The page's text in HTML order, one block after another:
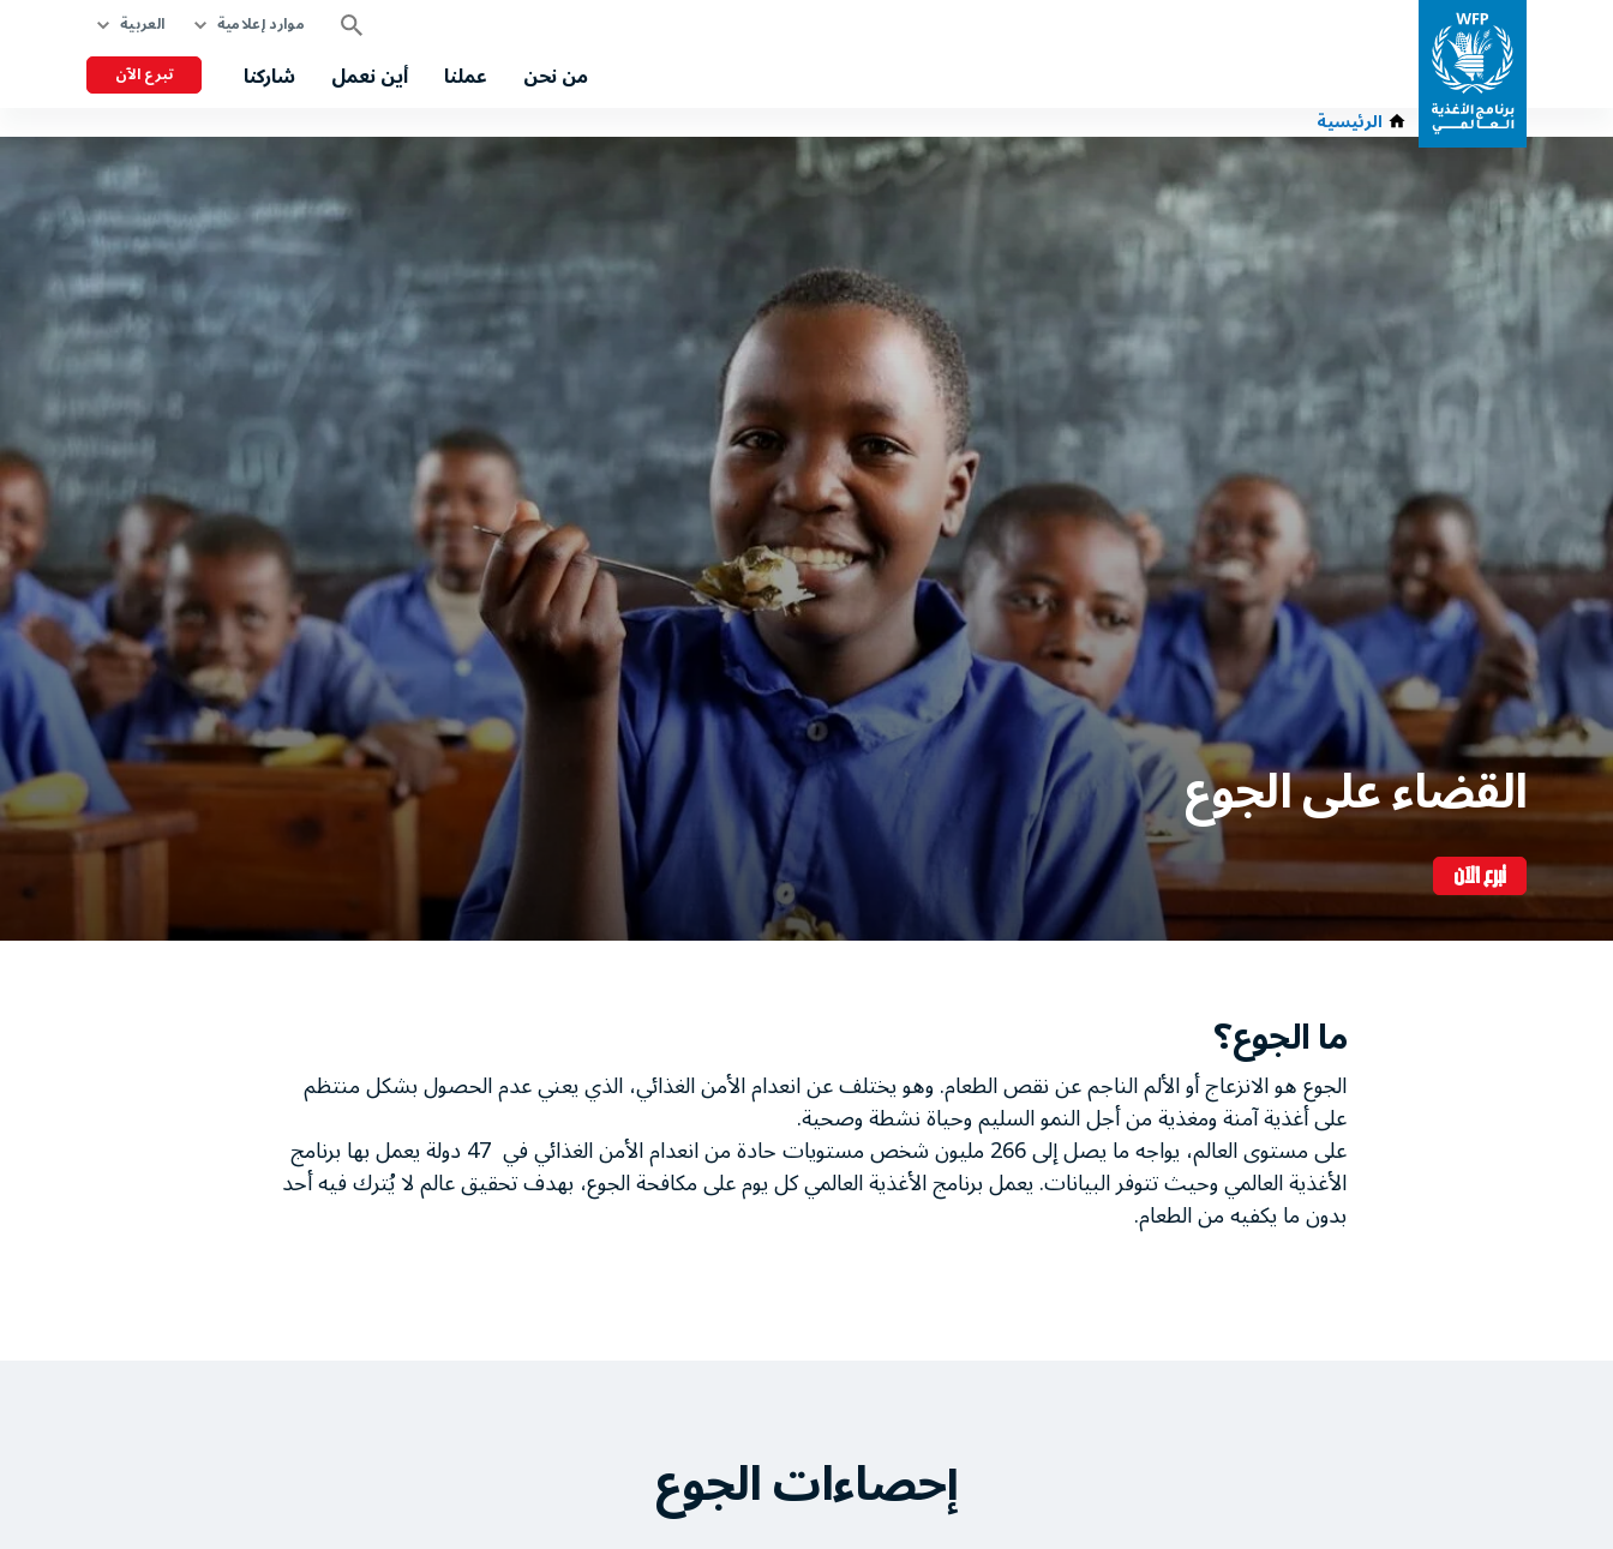
موارد إعلامية العربية
من نحن عملنا أين نعمل شاركنا تبرع الآن
الرئيسية
القضاء على الجوع
تبرع الآن
ما الجوع؟
الجوع هو الانزعاج أو الألم الناجم عن نقص الطعام. وهو يختلف عن انعدام الأمن الغذائي، الذي يعني عدم الحصول بشكل منتظم
على أغذية آمنة ومغذية من أجل النمو السليم وحياة نشطة وصحية.
على مستوى العالم، يواجه ما يصل إلى 266 مليون شخص مستويات حادة من انعدام الأمن الغذائي في 47 دولة يعمل بها برنامج
الأغذية العالمي وحيث تتوفر البيانات. يعمل برنامج الأغذية العالمي كل يوم على مكافحة الجوع، بهدف تحقيق عالم لا يُترك فيه أحد
بدون ما يكفيه من الطعام.
إحصاءات الجوع